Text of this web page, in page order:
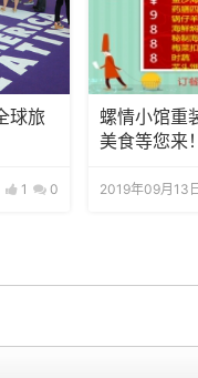
球旅
1 0
螺情小馆重
美食等您来！
2019年09月13日